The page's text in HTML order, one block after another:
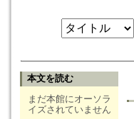
本文を読む
まだ本館にオーソラ
イズされていません